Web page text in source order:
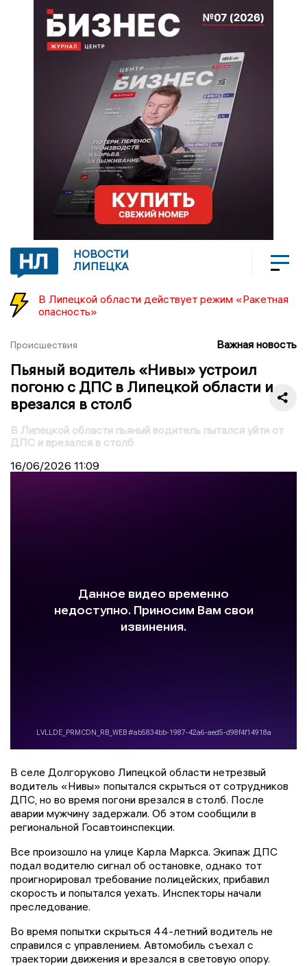
НОВОСТИ
ЛИПЕЦКА
В Липецкой области действует режим «Ракетная
опасность»
Происшествия Важная новость
Пьяный водитель «Нивы» устроил
погоню с ДПС в Липецкой области и
врезался в столб
В Липецкой области пьяный водитель пытался уйти от
ДПС и врезался в столб
16/06/2026 11:09
В селе Долгоруково Липецкой области нетрезвый
водитель «Нивы» попытался скрыться от сотрудников
ДПС, но во время погони врезался в столб. После
аварии мужчину задержали. Об этом сообщили в
региональной Госавтоинспекции.
Все произошло на улице Карла Маркса. Экипаж ДПС
подал водителю сигнал об остановке, однако тот
проигнорировал требование полицейских, прибавил
скорость и попытался уехать. Инспекторы начали
преследование.
Во время попытки скрыться 44-летний водитель не
справился с управлением. Автомобиль съехал с
траектории движения и врезался в световую опору.